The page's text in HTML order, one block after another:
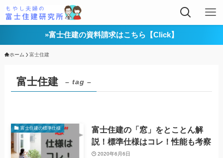
»富士住建の資料請求はこちら【Click】
ホーム 富士住建
富士住建 – tag –
富士住建の標準仕様
富士住建の「窓」をとことん解
説！標準仕様はコレ！性能も考察
2020年6月6日